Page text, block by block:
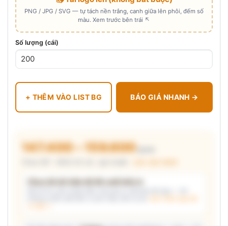
PNG / JPG / SVG — tự tách nền trắng, canh giữa lên phôi, đếm số
màu. Xem trước bên trái ↖
Số lượng (cái)
+ THÊM VÀO LIST BG BÁO GIÁ NHANH →
147.400 – 159.600